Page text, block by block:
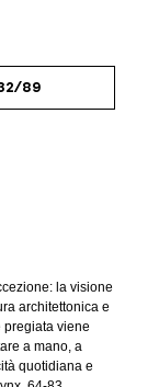
89
la visione
architettonica e
pregiata viene
a mano, a
quotidiana e